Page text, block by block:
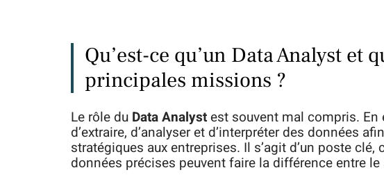
Qu’est-ce qu’un Data Analyst et
principales missions ?
Le rôle du Data Analystest souvent mal compris.
d’extraire, d’analyser et d’interpréter des données
stratégiques aux entreprises. Il s’agit d’un poste
données précises peuvent faire la différence entre le